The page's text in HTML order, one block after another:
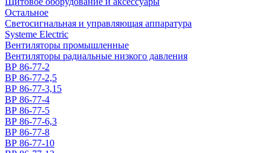
Остальное
Светосигнальная и управляющая аппаратура
Systeme Electric
Вентиляторы промышленные
Вентиляторы радиальные низкого давления
ВР 86-77-2
ВР 86-77-2,5
ВР 86-77-3,15
ВР 86-77-4
ВР 86-77-5
ВР 86-77-6,3
ВР 86-77-8
ВР 86-77-10